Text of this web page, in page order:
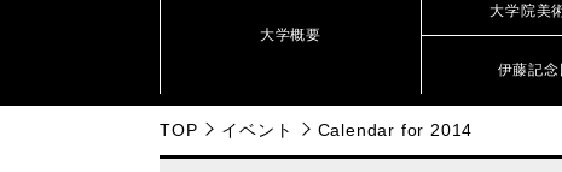
大学概要
大学院美
伊藤記
TOP イベント Calendar for 2014